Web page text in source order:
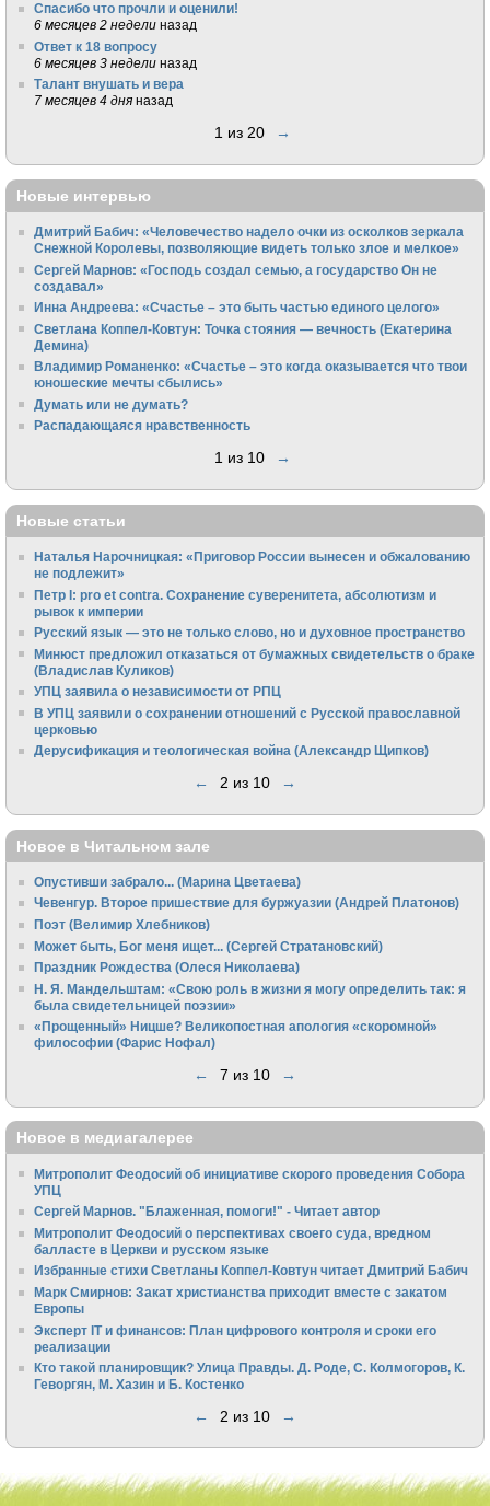
Спасибо что прочли и оценили!
6 месяцев 2 недели назад
Ответ к 18 вопросу
6 месяцев 3 недели назад
Талант внушать и вера
7 месяцев 4 дня назад
1 из 20 →
Новые интервью
Дмитрий Бабич: «Человечество надело очки из осколков зеркала
Снежной Королевы, позволяющие видеть только злое и мелкое»
Сергей Марнов: «Господь создал семью, а государство Он не
создавал»
Инна Андреева: «Счастье – это быть частью единого целого»
Светлана Коппел-Ковтун: Точка стояния — вечность (Екатерина
Демина)
Владимир Романенко: «Счастье – это когда оказывается что твои
юношеские мечты сбылись»
Думать или не думать?
Распадающаяся нравственность
1 из 10 →
Новые статьи
Наталья Нарочницкая: «Приговор России вынесен и обжалованию
не подлежит»
Петр I: pro et contra. Сохранение суверенитета, абсолютизм и
рывок к империи
Русский язык — это не только слово, но и духовное пространство
Минюст предложил отказаться от бумажных свидетельств о браке
(Владислав Куликов)
УПЦ заявила о независимости от РПЦ
В УПЦ заявили о сохранении отношений с Русской православной
церковью
Дерусификация и теологическая война (Александр Щипков)
← 2 из 10 →
Новое в Читальном зале
Опустивши забрало... (Марина Цветаева)
Чевенгур. Второе пришествие для буржуазии (Андрей Платонов)
Поэт (Велимир Хлебников)
Может быть, Бог меня ищет... (Сергей Стратановский)
Праздник Рождества (Олеся Николаева)
Н. Я. Мандельштам: «Свою pоль в жизни я могу опpеделить так: я
была свидетельницей поэзии»
«Прощенный» Ницше? Великопостная апология «скоромной»
философии (Фарис Нофал)
← 7 из 10 →
Новое в медиагалерее
Митрополит Феодосий об инициативе скорого проведения Собора
УПЦ
Сергей Марнов. "Блаженная, помоги!" - Читает автор
Митрополит Феодосий о перспективах своего суда, вредном
балласте в Церкви и русском языке
Избранные стихи Светланы Коппел-Ковтун читает Дмитрий Бабич
Марк Смирнов: Закат христианства приходит вместе с закатом
Европы
Эксперт IT и финансов: План цифрового контроля и сроки его
реализации
Кто такой планировщик? Улица Правды. Д. Роде, С. Колмогоров, К.
Геворгян, М. Хазин и Б. Костенко
← 2 из 10 →